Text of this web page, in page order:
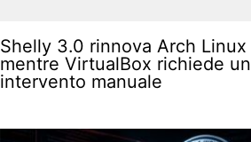
Shelly 3.0 rinnova Arch Linux
mentre VirtualBox richiede un
intervento manuale